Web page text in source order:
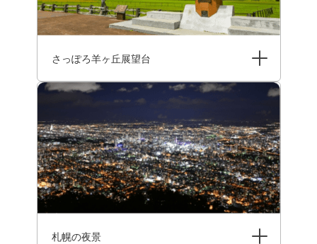
さっぽろ羊ヶ丘展望台
札幌の夜景